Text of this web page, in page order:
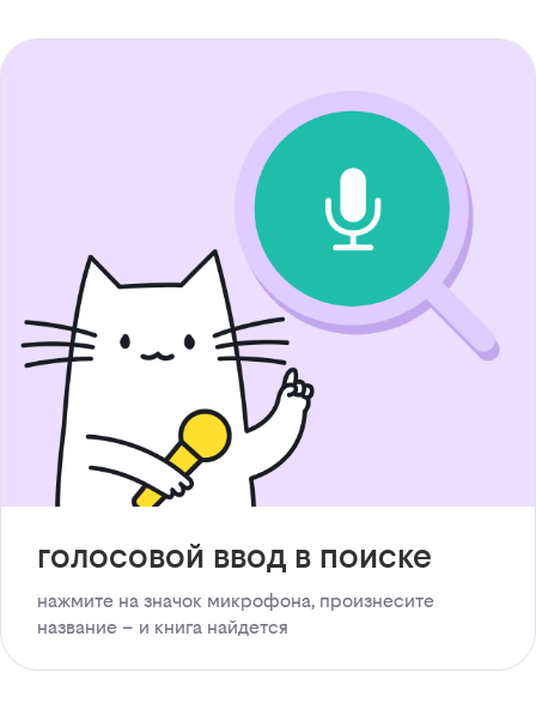
голосовой ввод в поиске
нажмите на значок микрофона, произнесите
название – и книга найдется